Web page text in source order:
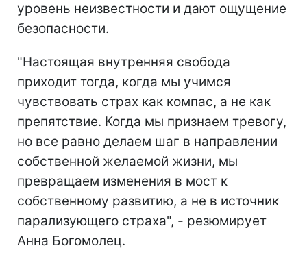
уровень неизвестности и дают ощущение
безопасности.
"Настоящая внутренняя свобода
приходит тогда, когда мы учимся
чувствовать страх как компас, а не как
препятствие. Когда мы признаем тревогу,
но все равно делаем шаг в направлении
собственной желаемой жизни, мы
превращаем изменения в мост к
собственному развитию, а не в источник
парализующего страха", - резюмирует
Анна Богомолец.